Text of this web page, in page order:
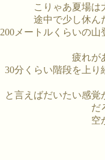
こりゃあ夏場は
途中で少し休ん
200メートルくらいの山
疲れが
30分くらい階段を上り
と言えばだいたい感覚
だ
空